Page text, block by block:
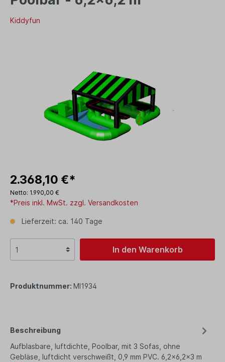
Kiddyfun
2.368,10 €*
Netto: 1.990,00 €
*Preis inkl. MwSt. zzgl. Versandkosten
Lieferzeit: ca. 140 Tage
In den Warenkorb
Produktnummer: MI1934
Beschreibung
Aufblasbare, luftdichte, Poolbar, mit 3 Sofas, ohne
Gebläse, luftdicht verschweißt, 0,9 mm PVC. 6,2x6,2x3 m